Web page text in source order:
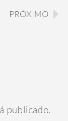
PRÓXIMO
publicado.